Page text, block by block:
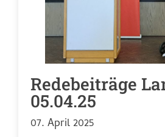
Redebeiträge
05.04.25
07. April 2025